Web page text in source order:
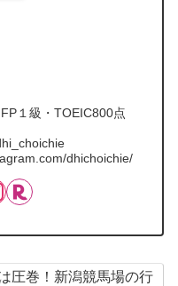
１級・TOEIC800点
dhichoichie/
圧巻！新潟競馬場の行